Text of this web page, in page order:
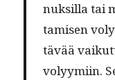
nuk­sil­la tai
tamisen
tävää
volyymi­in.